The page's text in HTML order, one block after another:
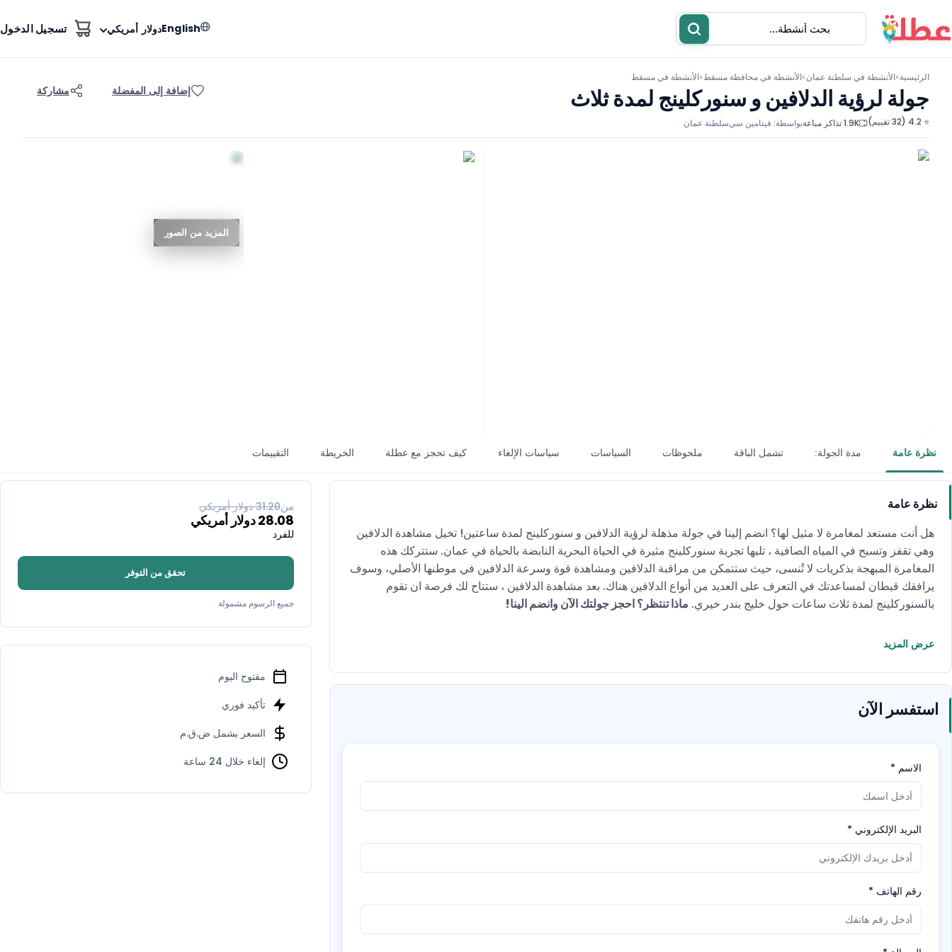
Englishدولار أمريكي تسجيل الدخول
أنشطة مطاعم
الرئيسية >الأنشطة في سلطنة عمان >الأنشطة فيمحافظة مسقط >الأنشطة فيمسقط
جولة لرؤية الدلافين و سنوركلينج لمدة ثلاث
⭐ 4.2 (32 تقييم) 1.9K تذاكر مباعة بواسطة: فيتامين سيسلطنة عمان
إضافة إلى المفضلة مشاركة
المزيد من الصور
نظرة عامة مدة الجولة: تشمل الباقة ملحوظات السياسات سياسات الإلغاء كيف تحجز مع عطلة الخريطة التقييمات
نظرة عامة
هل أنت مستعد لمغامرة لا مثيل لها؟ انضم إلينا في جولة مذهلة لرؤية الدلافين و سنوركلينج لمدة ساعتين! تخيل مشاهدة الدلافين
وهي تقفز وتسبح في المياه الصافية ، تليها تجربة سنوركلينج مثيرة في الحياة البحرية النابضة بالحياة في عمان. ستتركك هذه
المغامرة المبهجة بذكريات لا تُنسى، حيث ستتمكن من مراقبة الدلافين ومشاهدة قوة وسرعة الدلافين في موطنها الأصلي، وسوف
يرافقك قبطان لمساعدتك في التعرف على العديد من أنواع الدلافين هناك. بعد مشاهدة الدلافين ، ستتاح لك فرصة ان تقوم
بالسنوركلينج لمدة ثلاث ساعات حول خليج بندر خيري. ماذا تنتظر؟ احجز جولتك الآن وانضم الينا!
عرض المزيد
استفسر الآن
الاسم *
البريد الإلكتروني *
رقم الهاتف *
من31.20 دولار أمريكي
28.08دولار أمريكي
للفرد
تحقق من التوفر
جميع الرسوم مشمولة
مفتوح اليوم
تأكيد فوري
السعر يشمل ض.ق.م
إلغاء خلال 24 ساعة